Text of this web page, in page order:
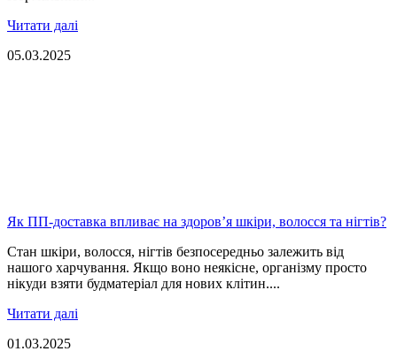
Читати далі
05.03.2025
Як ПП-доставка впливає на здоров’я шкіри, волосся та нігтів?
Стан шкіри, волосся, нігтів безпосередньо залежить від
нашого харчування. Якщо воно неякісне, організму просто
нікуди взяти будматеріал для нових клітин....
Читати далі
01.03.2025